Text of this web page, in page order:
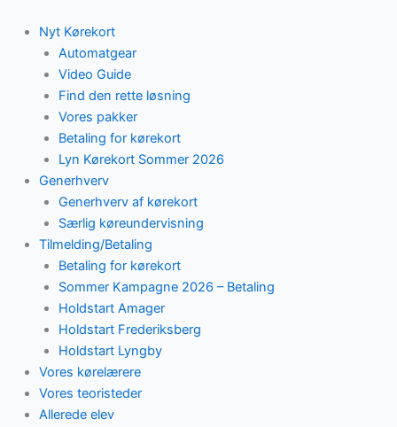
content
Nyt Kørekort
Automatgear
Video Guide
Find den rette løsning
Vores pakker
Betaling for kørekort
Lyn Kørekort Sommer 2026
Generhverv
Generhverv af kørekort
Særlig køreundervisning
Tilmelding/Betaling
Betaling for kørekort
Sommer Kampagne 2026 – Betaling
Holdstart Amager
Holdstart Frederiksberg
Holdstart Lyngby
Vores kørelærere
Vores teoristeder
Allerede elev